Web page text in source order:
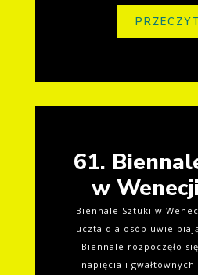
61.
w
Biennale Sztuki w
uczta dla osób
Biennale rozpoczęło
napięcia i